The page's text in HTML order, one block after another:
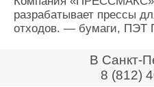
разрабатывает прессы
отходов. — бумаги, ПЭТ
В Санкт-
8 (812)